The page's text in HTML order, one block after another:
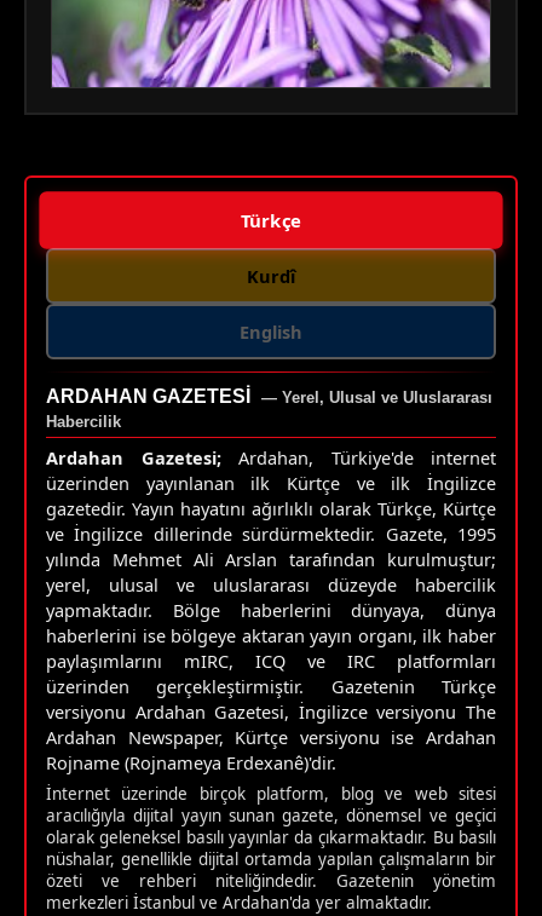
Türkçe
Kurdî
English
ARDAHAN GAZETESI
— Yerel, Ulusal ve Uluslararası
Habercilik
Ardahan Gazetesi;Ardahan, Türkiye'de internet
üzerinden yayınlanan ilk Kürtçe ve ilk İngilizce
gazetedir. Yayın hayatını ağırlıklı olarak Türkçe, Kürtçe
ve İngilizce dillerinde sürdürmektedir. Gazete, 1995
yılında Mehmet Ali Arslan tarafından kurulmuştur;
yerel, ulusal ve uluslararası düzeyde habercilik
yapmaktadır. Bölge haberlerini dünyaya, dünya
haberlerini ise bölgeye aktaran yayın organı, ilk haber
paylaşımlarını mIRC, ICQ ve IRC platformları
üzerinden gerçekleştirmiştir. Gazetenin Türkçe
versiyonu Ardahan Gazetesi, İngilizce versiyonu The
Ardahan Newspaper, Kürtçe versiyonu ise Ardahan
Rojname (Rojnameya Erdexanê)'dir.
İnternet üzerinde birçok platform, blog ve web sitesi
aracılığıyla dijital yayın sunan gazete, dönemsel ve geçici
olarak geleneksel basılı yayınlar da çıkarmaktadır. Bu basılı
nüshalar, genellikle dijital ortamda yapılan çalışmaların bir
özeti ve rehberi niteliğindedir. Gazetenin yönetim
merkezleri İstanbul ve Ardahan'da yer almaktadır.